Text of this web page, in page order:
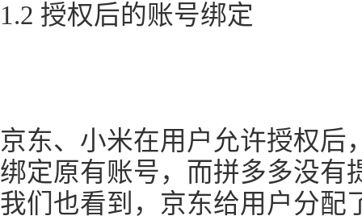
1.2 授权后的账号绑定
京东、小米在用户允许授权后
绑定原有账号，而拼多多没有
我们也看到，京东给用户分配